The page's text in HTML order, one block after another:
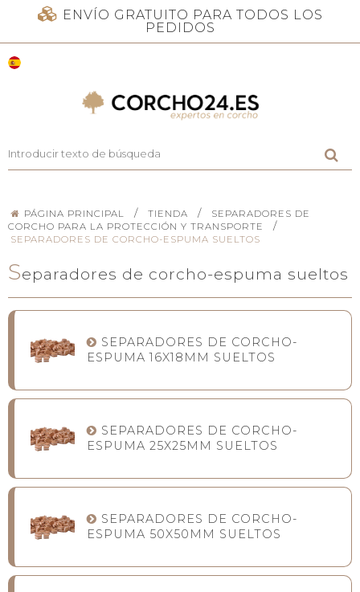
ENVÍO GRATUITO PARA TODOS LOS
PEDIDOS
PÁGINA PRINCIPAL / TIENDA /
SEPARADORES DE
CORCHO PARA LA PROTECCIÓN Y TRANSPORTE
/
SEPARADORES DE CORCHO-ESPUMA SUELTOS
Separadores de corcho-espuma sueltos
SEPARADORES DE CORCHO-
ESPUMA 16X18MM SUELTOS
SEPARADORES DE CORCHO-
ESPUMA 25X25MM SUELTOS
SEPARADORES DE CORCHO-
ESPUMA 50X50MM SUELTOS